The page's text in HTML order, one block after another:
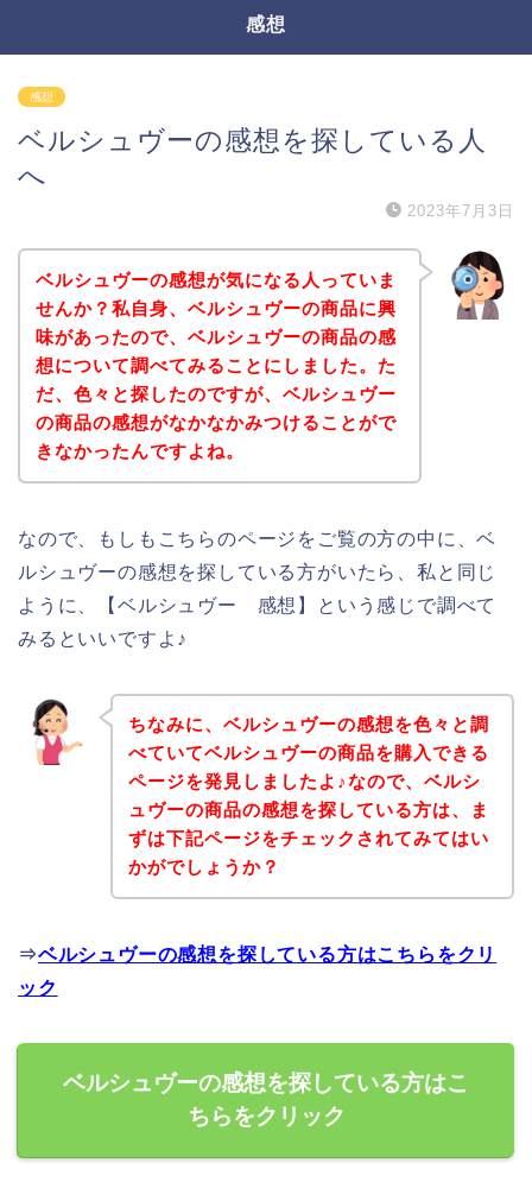
感想
感想
ベルシュヴーの感想を探している人
へ
2023年7月3日
ベルシュヴーの感想が気になる人っていま
せんか？私自身、ベルシュヴーの商品に興
味があったので、ベルシュヴーの商品の感
想について調べてみることにしました。た
だ、色々と探したのですが、ベルシュヴー
の商品の感想がなかなかみつけることがで
きなかったんですよね。
なので、もしもこちらのページをご覧の方の中に、ベ
ルシュヴーの感想を探している方がいたら、私と同じ
ように、【ベルシュヴー 感想】という感じで調べて
みるといいですよ♪
ちなみに、ベルシュヴーの感想を色々と調
べていてベルシュヴーの商品を購入できる
ページを発見しましたよ♪なので、ベルシ
ュヴーの商品の感想を探している方は、ま
ずは下記ページをチェックされてみてはい
かがでしょうか？
⇒ベルシュヴーの感想を探している方はこちらをクリ
ック
ベルシュヴーの感想を探している方はこ
ちらをクリック